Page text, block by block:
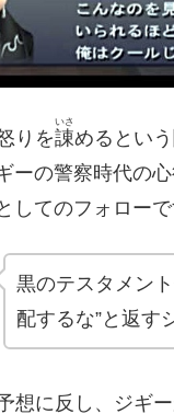
りを諌
いさ
めるとい
ーの警察時代の
してのフォローで
黒のテスタメン
配するな”と返す
想に反し、ジギ